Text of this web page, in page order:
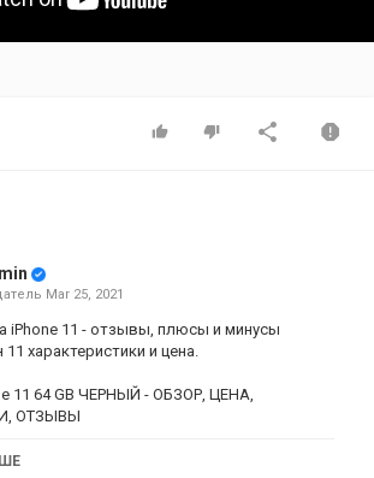
Mar 25, 2021
iPhone 11 - отзывы, плюсы и минусы
характеристики и цена.
11 64 GB ЧЕРНЫЙ - ОБЗОР, ЦЕНА,
ОТЗЫВЫ
https://bit.ly/3d4xmt4